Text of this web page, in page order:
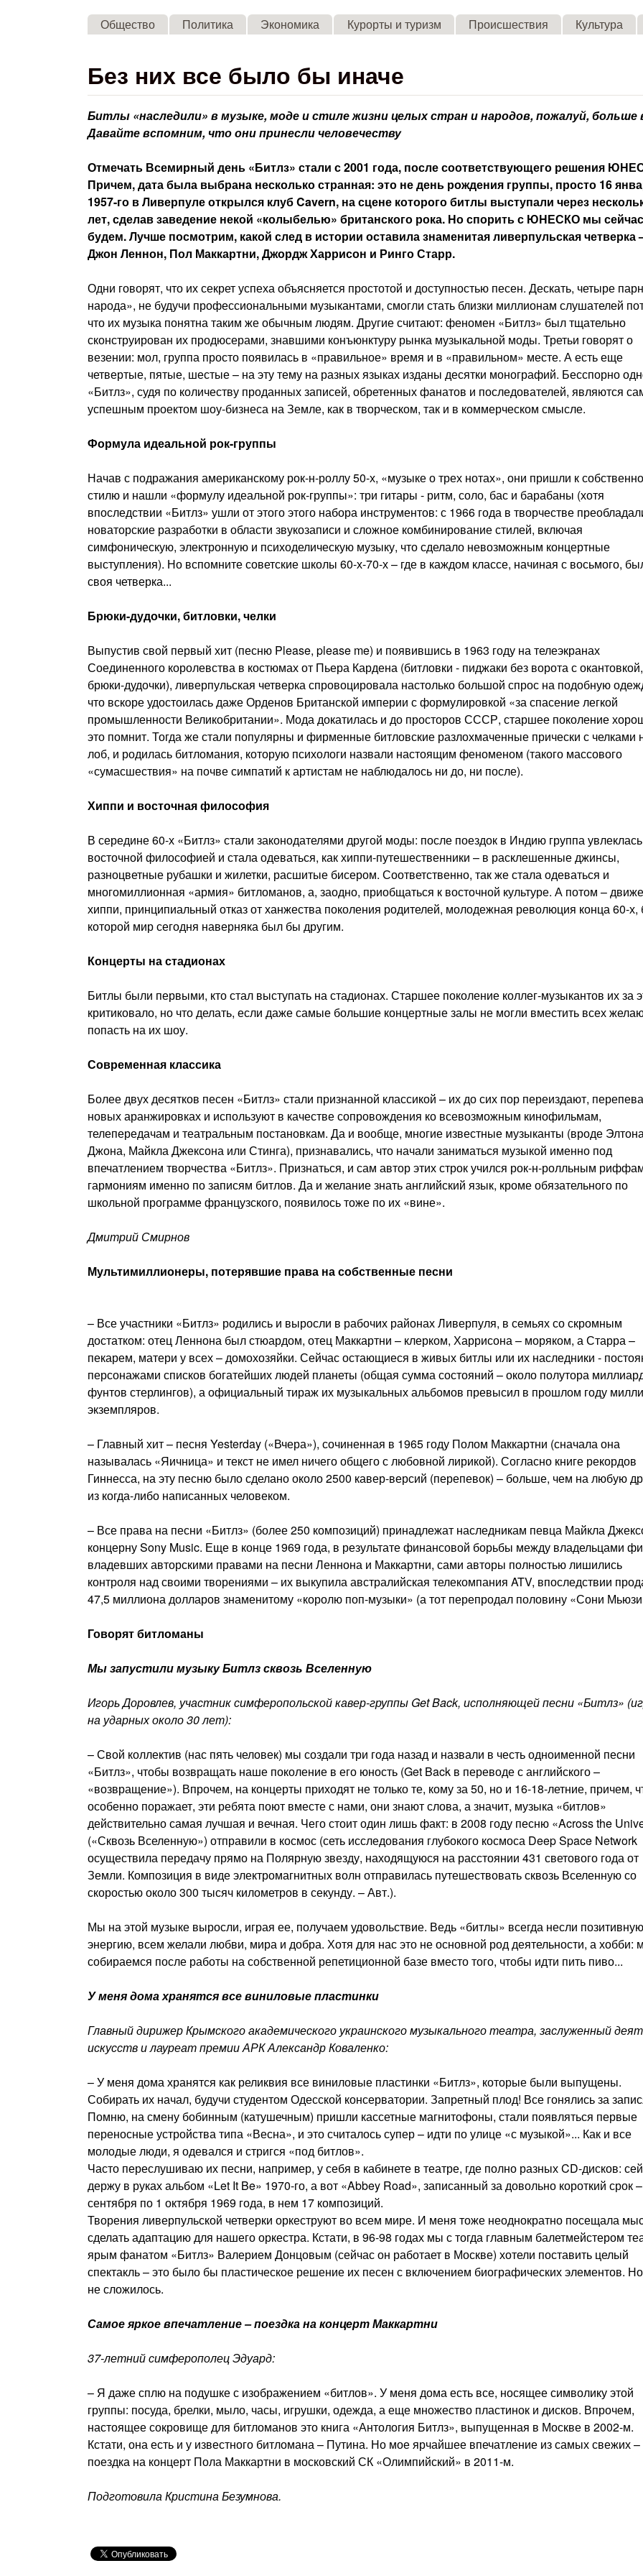
Skip to main content
Общество Политика Экономика Курорты и туризм Происшествия Культура
Без них все было бы иначе
Битлы «наследили» в музыке, моде и стиле жизни целых стран и народов, пожалуй, больше
Давайте вспомним, что они принесли человечеству
Отмечать Всемирный день «Битлз» стали с 2001 года, после соответствующего решения
Причем, дата была выбрана несколько странная: это не день рождения группы, просто 16
1957-го в Ливерпуле открылся клуб Cavern, на сцене которого битлы выступали через
лет, сделав заведение некой «колыбелью» британского рока. Но спорить с ЮНЕСКО мы
будем. Лучше посмотрим, какой след в истории оставила знаменитая ливерпульская четверка
Джон Леннон, Пол Маккартни, Джордж Харрисон и Ринго Старр.
Одни говорят, что их секрет успеха объясняется простотой и доступностью песен. Дескать, четыре
народа», не будучи профессиональными музыкантами, смогли стать близки миллионам слушателей
что их музыка понятна таким же обычным людям. Другие считают: феномен «Битлз» был тщательно
сконструирован их продюсерами, знавшими конъюнктуру рынка музыкальной моды. Третьи говорят о
везении: мол, группа просто появилась в «правильное» время и в «правильном» месте. А есть еще
четвертые, пятые, шестые – на эту тему на разных языках изданы десятки монографий. Бесспорно
«Битлз», судя по количеству проданных записей, обретенных фанатов и последователей, являются
успешным проектом шоу-бизнеса на Земле, как в творческом, так и в коммерческом смысле.
Формула идеальной рок-группы
Начав с подражания американскому рок-н-роллу 50-х, «музыке о трех нотах», они пришли к
стилю и нашли «формулу идеальной рок-группы»: три гитары - ритм, соло, бас и барабаны (хотя
впоследствии «Битлз» ушли от этого этого набора инструментов: с 1966 года в творчестве
новаторские разработки в области звукозаписи и сложное комбинирование стилей, включая
симфоническую, электронную и психоделическую музыку, что сделало невозможным концертные
выступления). Но вспомните советские школы 60-х-70-х – где в каждом классе, начиная с восьмого,
своя четверка...
Брюки-дудочки, битловки, челки
Выпустив свой первый хит (песню Please, please me) и появившись в 1963 году на телеэкранах
Соединенного королевства в костюмах от Пьера Кардена (битловки - пиджаки без ворота с окантовкой,
брюки-дудочки), ливерпульская четверка спровоцировала настолько большой спрос на подобную
что вскоре удостоилась даже Орденов Британской империи с формулировкой «за спасение легкой
промышленности Великобритании». Мода докатилась и до просторов СССР, старшее поколение
это помнит. Тогда же стали популярны и фирменные битловские разлохмаченные прически с челками
лоб, и родилась битломания, которую психологи назвали настоящим феноменом (такого массового
«сумасшествия» на почве симпатий к артистам не наблюдалось ни до, ни после).
Хиппи и восточная философия
В середине 60-х «Битлз» стали законодателями другой моды: после поездок в Индию группа увлеклась
восточной философией и стала одеваться, как хиппи-путешественники – в расклешенные джинсы,
разноцветные рубашки и жилетки, расшитые бисером. Соответственно, так же стала одеваться и
многомиллионная «армия» битломанов, а, заодно, приобщаться к восточной культуре. А потом –
хиппи, принципиальный отказ от ханжества поколения родителей, молодежная революция конца 60-х,
которой мир сегодня наверняка был бы другим.
Концерты на стадионах
Битлы были первыми, кто стал выступать на стадионах. Старшее поколение коллег-музыкантов их за
критиковало, но что делать, если даже самые большие концертные залы не могли вместить всех
попасть на их шоу.
Современная классика
Более двух десятков песен «Битлз» стали признанной классикой – их до сих пор переиздают,
новых аранжировках и используют в качестве сопровождения ко всевозможным кинофильмам,
телепередачам и театральным постановкам. Да и вообще, многие известные музыканты (вроде
Джона, Майкла Джексона или Стинга), признавались, что начали заниматься музыкой именно под
впечатлением творчества «Битлз». Признаться, и сам автор этих строк учился рок-н-ролльным
гармониям именно по записям битлов. Да и желание знать английский язык, кроме обязательного по
школьной программе французского, появилось тоже по их «вине».
Дмитрий Смирнов
Мультимиллионеры, потерявшие права на собственные песни
– Все участники «Битлз» родились и выросли в рабочих районах Ливерпуля, в семьях со скромным
достатком: отец Леннона был стюардом, отец Маккартни – клерком, Харрисона – моряком, а Старра –
пекарем, матери у всех – домохозяйки. Сейчас остающиеся в живых битлы или их наследники -
персонажами списков богатейших людей планеты (общая сумма состояний – около полутора
фунтов стерлингов), а официальный тираж их музыкальных альбомов превысил в прошлом году
экземпляров.
– Главный хит – песня Yesterday («Вчера»), сочиненная в 1965 году Полом Маккартни (сначала она
называлась «Яичница» и текст не имел ничего общего с любовной лирикой). Согласно книге рекордов
Гиннесса, на эту песню было сделано около 2500 кавер-версий (перепевок) – больше, чем на любую
из когда-либо написанных человеком.
– Все права на песни «Битлз» (более 250 композиций) принадлежат наследникам певца Майкла
концерну Sony Music. Еще в конце 1969 года, в результате финансовой борьбы между владельцами
владевших авторскими правами на песни Леннона и Маккартни, сами авторы полностью лишились
контроля над своими творениями – их выкупила австралийская телекомпания ATV, впоследствии
47,5 миллиона долларов знаменитому «королю поп-музыки» (а тот перепродал половину «Сони
Говорят битломаны
Мы запустили музыку Битлз сквозь Вселенную
Игорь Доровлев, участник симферопольской кавер-группы Get Back, исполняющей песни «Битлз»
на ударных около 30 лет):
– Свой коллектив (нас пять человек) мы создали три года назад и назвали в честь одноименной песни
«Битлз», чтобы возвращать наше поколение в его юность (Get Back в переводе с английского –
«возвращение»). Впрочем, на концерты приходят не только те, кому за 50, но и 16-18-летние, причем,
особенно поражает, эти ребята поют вместе с нами, они знают слова, а значит, музыка «битлов»
действительно самая лучшая и вечная. Чего стоит один лишь факт: в 2008 году песню «Across the
(«Сквозь Вселенную») отправили в космос (сеть исследования глубокого космоса Deep Space Network
осуществила передачу прямо на Полярную звезду, находящуюся на расстоянии 431 светового года от
Земли. Композиция в виде электромагнитных волн отправилась путешествовать сквозь Вселенную со
скоростью около 300 тысяч километров в секунду. – Авт.).
Мы на этой музыке выросли, играя ее, получаем удовольствие. Ведь «битлы» всегда несли позитивную
энергию, всем желали любви, мира и добра. Хотя для нас это не основной род деятельности, а хобби:
собираемся после работы на собственной репетиционной базе вместо того, чтобы идти пить пиво...
У меня дома хранятся все виниловые пластинки
Главный дирижер Крымского академического украинского музыкального театра, заслуженный
искусств и лауреат премии АРК Александр Коваленко:
– У меня дома хранятся как реликвия все виниловые пластинки «Битлз», которые были выпущены.
Собирать их начал, будучи студентом Одесской консерватории. Запретный плод! Все гонялись за
Помню, на смену бобинным (катушечным) пришли кассетные магнитофоны, стали появляться первые
переносные устройства типа «Весна», и это считалось супер – идти по улице «с музыкой»... Как и все
молодые люди, я одевался и стригся «под битлов».
Часто переслушиваю их песни, например, у себя в кабинете в театре, где полно разных CD-дисков:
держу в руках альбом «Let It Be» 1970-го, а вот «Abbey Road», записанный за довольно короткий срок
сентября по 1 октября 1969 года, в нем 17 композиций.
Творения ливерпульской четверки оркеструют во всем мире. И меня тоже неоднократно посещала
сделать адаптацию для нашего оркестра. Кстати, в 96-98 годах мы с тогда главным балетмейстером
ярым фанатом «Битлз» Валерием Донцовым (сейчас он работает в Москве) хотели поставить целый
спектакль – это было бы пластическое решение их песен с включением биографических элементов.
не сложилось.
Самое яркое впечатление – поездка на концерт Маккартни
37-летний симферополец Эдуард:
– Я даже сплю на подушке с изображением «битлов». У меня дома есть все, носящее символику этой
группы: посуда, брелки, мыло, часы, игрушки, одежда, а еще множество пластинок и дисков. Впрочем,
настоящее сокровище для битломанов это книга «Антология Битлз», выпущенная в Москве в 2002-м.
Кстати, она есть и у известного битломана – Путина. Но мое ярчайшее впечатление из самых свежих –
поездка на концерт Пола Маккартни в московский СК «Олимпийский» в 2011-м.
Подготовила Кристина Безумнова.